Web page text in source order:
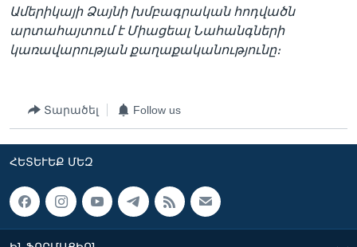
Ամերիկայի Ձայնի խմբագրական հոդվածն
արտահայտում է Միացեալ Նահանգների
կառավարության քաղաքականությունը։
Տարածել Follow us
ՀԵՏԵՒԵՔ ՄԵԶ